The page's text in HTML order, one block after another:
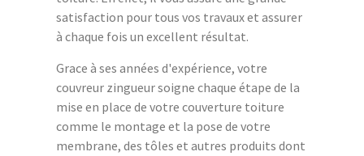
satisfaction pour tous vos travaux et assurer
à chaque fois un excellent résultat.
Grace à ses années d'expérience, votre
couvreur zingueur soigne chaque étape de la
mise en place de votre couverture toiture
comme le montage et la pose de votre
membrane, des tôles et autres produits dont